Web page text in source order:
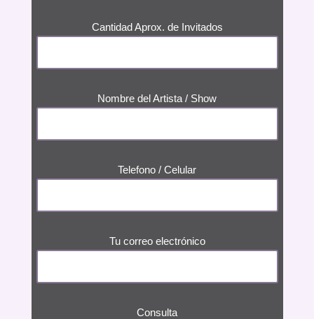
Cantidad Aprox. de Invitados
Nombre del Artista / Show
Telefono / Celular
Tu correo electrónico
Consulta